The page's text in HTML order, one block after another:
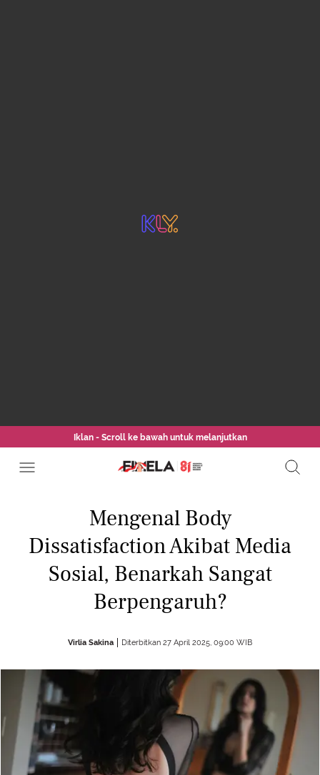
Iklan - Scroll ke bawah untuk melanjutkan
Mengenal Body
Dissatisfaction Akibat Media
Sosial, Benarkah Sangat
Berpengaruh?
Virlia Sakina Diterbitkan 27 April 2025, 09:00 WIB